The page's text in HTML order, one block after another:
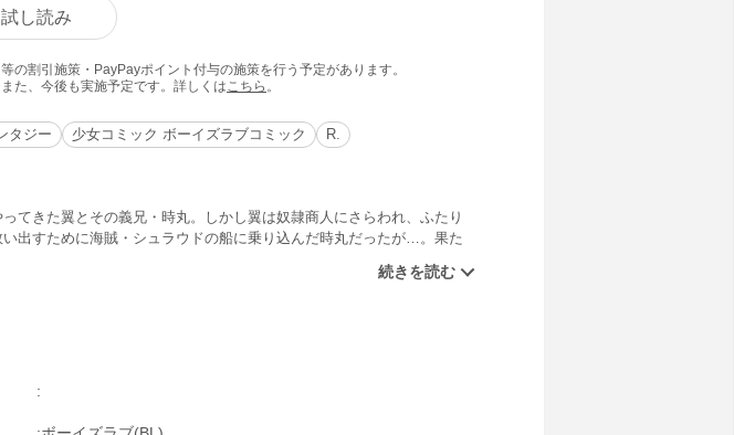
試し読み
の割引施策・PayPayポイント付与の施策を行う予定があります。
た、今後も実施予定です。詳しくは こちら 。
タジー 少女コミック ボーイズラブコミック R.
てきた翼とその義兄・時丸。しかし翼は奴隷商人にさらわれ、ふたり
出すために海賊・シュラウドの船に乗り込んだ時丸だったが…。果た